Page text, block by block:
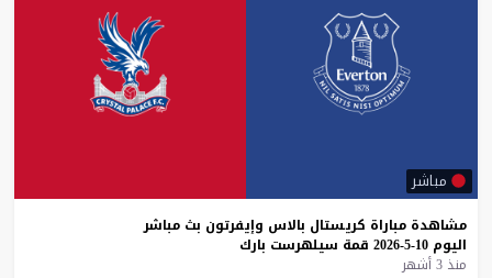
مباشر
مشاهدة مباراة كريستال بالاس وإيفرتون بث مباشر
اليوم 10-5-2026 قمة سيلهرست بارك
منذ 3 أشهر